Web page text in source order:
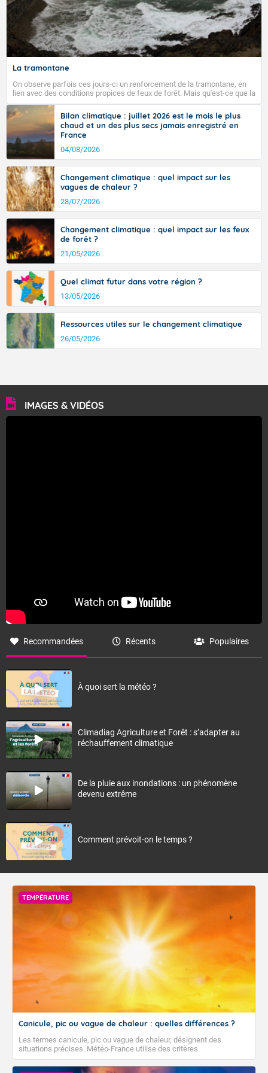
La tramontane
On observe parfois ces jours-ci un renforcement de la tramontane, en
lien avec des conditions propices de feux de forêt. Mais qu'est-ce que la
tramontane ? Quelles sont ses caractéristiques ? La tramontane est un
vent turbulent soufflant de secteur nord-ouest à nord, ou ouest à nord-
ouest, dans un secteur qui part du Roussillon à la vallée de l’Aude et à
l’ouest de l’Hérault. L’étymologie de ce vent vient du latin trasmontanus,
signifiant au-delà des monts, en allusion aux régions montagneuses
d’où provient ce vent.
Bilan climatique : juillet 2026 est le mois le plus
chaud et un des plus secs jamais enregistré en
France
04/08/2026
Changement climatique : quel impact sur les
vagues de chaleur ?
28/07/2026
Changement climatique : quel impact sur les feux
de forêt ?
21/05/2026
Quel climat futur dans votre région ?
13/05/2026
Ressources utiles sur le changement climatique
26/05/2026
IMAGES & VIDÉOS
Recommandées Récents Populaires
À quoi sert la météo ?
Climadiag Agriculture et Forêt : s’adapter au
réchauffement climatique
De la pluie aux inondations : un phénomène
devenu extrême
Comment prévoit-on le temps ?
TEMPÉRATURE
Canicule, pic ou vague de chaleur : quelles différences ?
Les termes canicule, pic ou vague de chaleur, désignent des
situations précises. Météo-France utilise des critères
climatologiques pour évaluer et qualifier les épisodes de chaleur qui
peuvent avoir des impacts sanitaires et socio-économiques